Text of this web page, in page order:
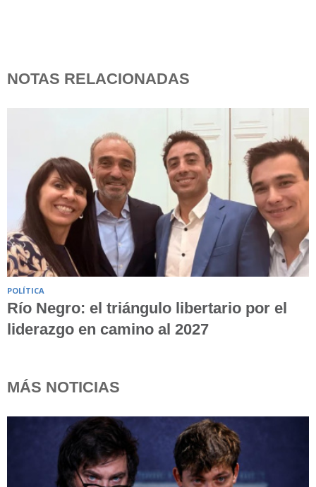
NOTAS RELACIONADAS
POLÍTICA
Río Negro: el triángulo libertario por el
liderazgo en camino al 2027
MÁS NOTICIAS